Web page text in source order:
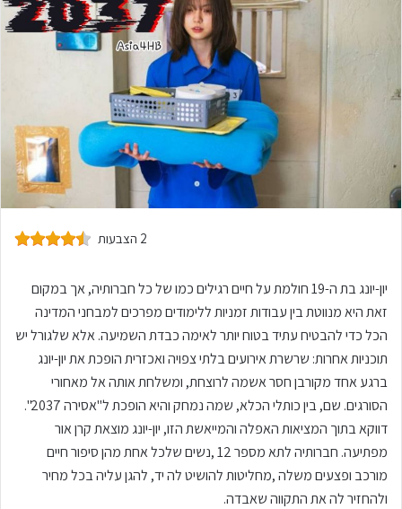
2 הצבעות
יון-יונג בת ה-19 חולמת על חיים רגילים כמו של כל חברותיה, אך במקום
זאת היא מנווטת בין עבודות זמניות ללימודים מפרכים למבחני המדינה
הכל כדי להבטיח עתיד בטוח יותר לאימה כבדת השמיעה. אלא שלגורל יש
תוכניות אחרות: שרשרת אירועים בלתי צפויה ואכזרית הופכת את יון-יונג
ברגע אחד מקורבן חסר אשמה לרוצחת, ומשלחת אותה אל מאחורי
הסורגים. שם, בין כותלי הכלא, שמה נמחק והיא הופכת ל"אסירה 2037".
דווקא בתוך המציאות האפלה והמייאשת הזו, יון-יונג מוצאת קרן אור
מפתיעה. חברותיה לתא מספר 12 ,נשים שלכל אחת מהן סיפור חיים
מורכב ופצעים משלה ,מחליטות להושיט לה יד, להגן עליה בכל מחיר
ולהחזיר לה את התקווה שאבדה.